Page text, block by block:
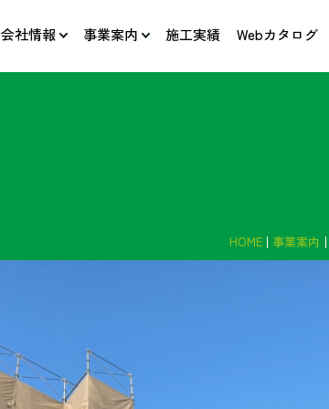
会社情報 事業案内 施工実績 Webカタログ
HOME 事業案内